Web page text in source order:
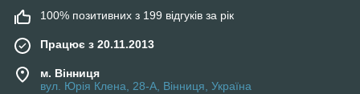
100% позитивних з 199 відгуків за рік
Працює з 20.11.2013
м. Вінниця
вул. Юрія Клена, 28-А, Вінниця, Україна